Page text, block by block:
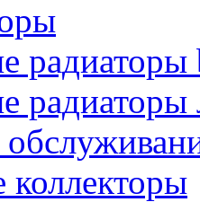
радиаторы
радиаторы